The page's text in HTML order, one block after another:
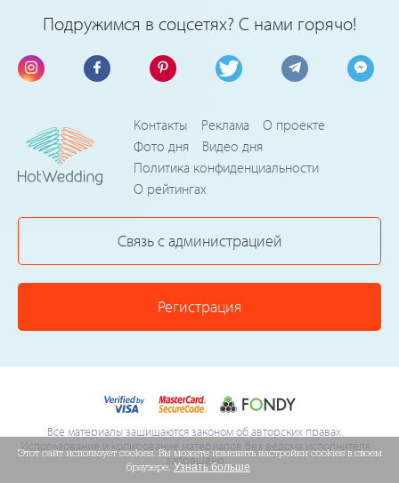
Подружимся в соцсетях? С нами горячо!
Контакты Реклама
О проекте
Фото дня
Видео дня
Политика конфиденциальности
О рейтингах
Связь с администрацией
Регистрация
Все материалы защищаются законом об авторских правах.
Использование и копирование материалов без ведома исполнителя
запрещено.
Этот сайт использует cookies. Вы можете изменить настройки cookies в своем
браузере.Узнать больше